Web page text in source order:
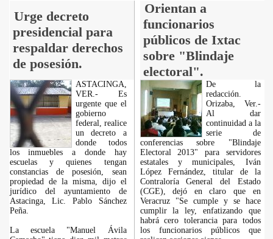
Urge decreto
presidencial para
respaldar derechos
de posesión.
Orientan a
funcionarios
públicos de Ixtac
sobre "Blindaje
electoral".
ASTACINGA,
VER.- Es
urgente que el
gobierno
federal, realice
un decreto a
donde todos
los inmuebles a donde hay
escuelas y quienes tengan
constancias de posesión, sean
propiedad de la misma, dijo el
jurídico del ayuntamiento de
Astacinga, Lic. Pablo Sánchez
Peña.
La escuela "Manuel Ávila
De la
redacción.
Orizaba, Ver.-
Al dar
continuidad a la
serie de
conferencias sobre "Blindaje
Electoral 2013" para servidores
estatales y municipales, Iván
López Fernández, titular de la
Contraloría General del Estado
(CGE), dejó en claro que en
Veracruz "Se cumple y se hace
cumplir la ley, enfatizando que
habrá cero tolerancia para todos
los funcionarios públicos que